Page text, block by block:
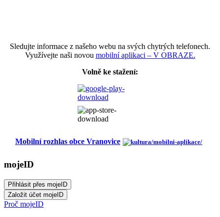
Sledujte informace z našeho webu na svých chytrých telefonech.
Využívejte naši novou mobilní aplikaci – V OBRAZE.
Volně ke stažení:
Mobilní rozhlas obce Vranovice
mojeID
Proč mojeID